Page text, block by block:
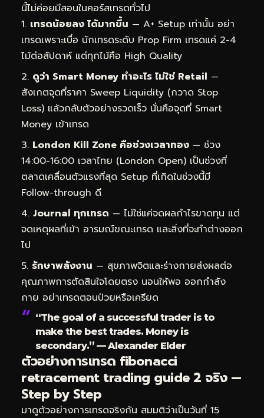
นี้ไม่ค่อยมีสอนในคอร์สเทรดทั่วไป
เทรดน้อยลง ได้มากขึ้น — A+ Setup เท่านั้น อย่า
เทรดเพราะเบื่อ นักเทรดระดับ Prop Firm เทรดแค่ 2-4
ไม้ต่อสัปดาห์ แต่ทุกไม้คือ High Quality
ดูว่า Smart Money ทำอะไร ไม่ใช่ Retail —
สังเกตจุดที่ราคา Sweep Liquidity (กวาด Stop
Loss) แล้วกลับตัวอย่างรวดเร็ว นั่นคือจุดที่ Smart
Money เข้าเทรด
London Kill Zone คือช่วงเวลาทอง — ช่วง
14:00-16:00 เวลาไทย (London Open) เป็นช่วงที่
ตลาดเคลื่อนตัวแรงที่สุด Setup ที่เกิดในช่วงนี้มี
Follow-through ดี
Journal ทุกเทรด — ไม่ใช่แค่จดผลกำไรขาดทุน แต่
จดเหตุผลที่เข้า อารมณ์ขณะเทรด และสิ่งที่จะทำต่างออก
ไป
รักษาพลังงาน — สุขภาพจิตและร่างกายส่งผลต่อ
คุณภาพการตัดสินใจโดยตรง นอนให้พอ ออกกำลัง
กาย อย่าเทรดตอนป่วยหรือเครียด
“The goal of a successful trader is to
make the best trades. Money is
secondary.” — Alexander Elder
ตัวอย่างการเทรด fibonacci
retracement trading guide 2 จริง —
Step by Step
มาดูตัวอย่างการเทรดจริงกัน สมมติว่าเป็นวันที่ 15